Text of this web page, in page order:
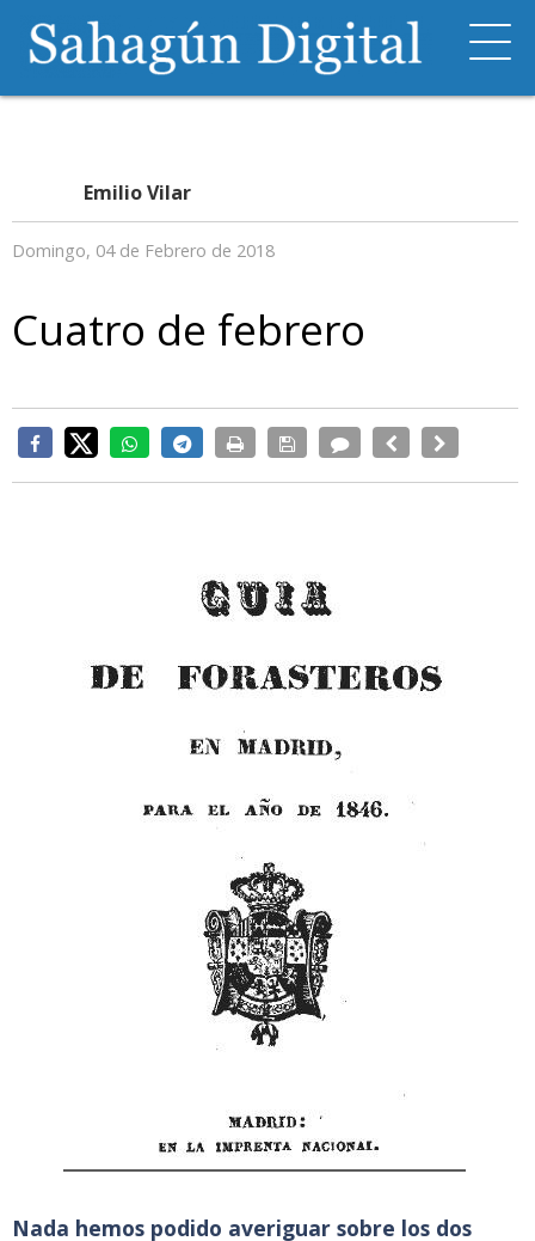
Emilio Vilar
Domingo, 04 de Febrero de 2018
Cuatro de febrero
Nada hemos podido averiguar sobre los dos